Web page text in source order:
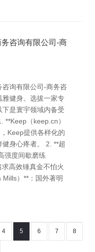
咨询有限公司-商
询有限公司-商务咨
健身。选拔一家专
是寰宇领域内备受
**Keep（keep.cn）
Keep提供各样化的
身心疼者。 2. **超
强度间歇磨练
求高效锤真金不怕火
）**：国外著明
4 5 6 7 8